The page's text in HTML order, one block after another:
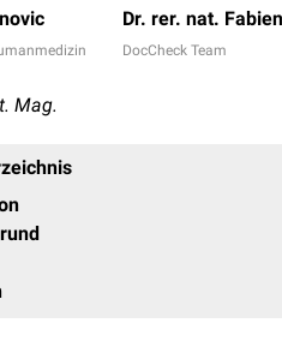
Dr. rer. nat.
DocCheck Team
Mag.